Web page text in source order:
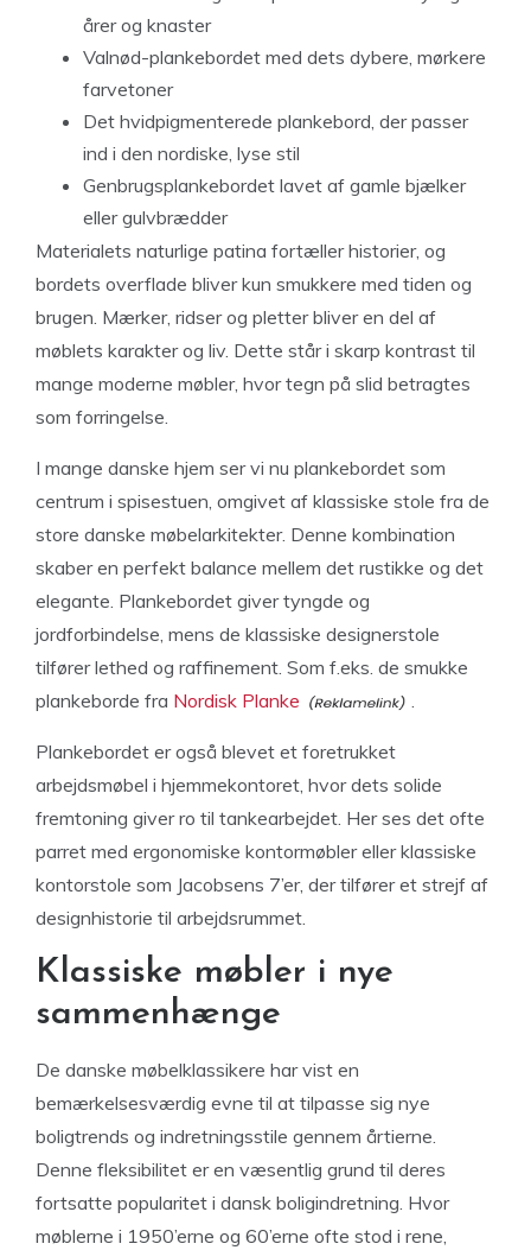
årer og knaster
Valnød-plankebordet med dets dybere, mørkere
farvetoner
Det hvidpigmenterede plankebord, der passer
ind i den nordiske, lyse stil
Genbrugsplankebordet lavet af gamle bjælker
eller gulvbrædder
Materialets naturlige patina fortæller historier, og
bordets overflade bliver kun smukkere med tiden og
brugen. Mærker, ridser og pletter bliver en del af
møblets karakter og liv. Dette står i skarp kontrast til
mange moderne møbler, hvor tegn på slid betragtes
som forringelse.
I mange danske hjem ser vi nu plankebordet som
centrum i spisestuen, omgivet af klassiske stole fra de
store danske møbelarkitekter. Denne kombination
skaber en perfekt balance mellem det rustikke og det
elegante. Plankebordet giver tyngde og
jordforbindelse, mens de klassiske designerstole
tilfører lethed og raffinement. Som f.eks. de smukke
plankeborde fra Nordisk Planke .
Plankebordet er også blevet et foretrukket
arbejdsmøbel i hjemmekontoret, hvor dets solide
fremtoning giver ro til tankearbejdet. Her ses det ofte
parret med ergonomiske kontormøbler eller klassiske
kontorstole som Jacobsens 7’er, der tilfører et strejf af
designhistorie til arbejdsrummet.
Klassiske møbler i nye
sammenhænge
De danske møbelklassikere har vist en
bemærkelsesværdig evne til at tilpasse sig nye
boligtrends og indretningsstile gennem årtierne.
Denne fleksibilitet er en væsentlig grund til deres
fortsatte popularitet i dansk boligindretning. Hvor
møblerne i 1950’erne og 60’erne ofte stod i rene,